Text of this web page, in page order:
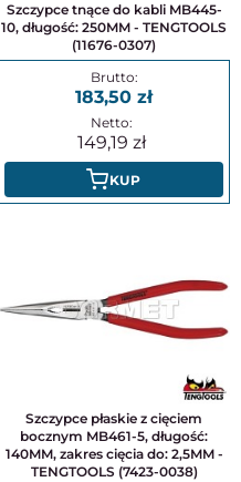
Szczypce tnące do kabli MB445-
10, długość: 250MM - TENGTOOLS
(11676-0307)
183,50
149,19
KUP
Szczypce płaskie z cięciem
bocznym MB461-5, długość:
140MM, zakres cięcia do: 2,5MM -
TENGTOOLS (7423-0038)